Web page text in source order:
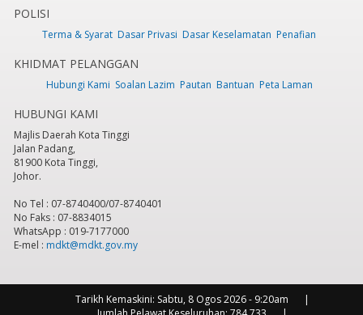
POLISI
Terma & Syarat Dasar Privasi Dasar Keselamatan Penafian
KHIDMAT PELANGGAN
Hubungi Kami Soalan Lazim Pautan Bantuan Peta Laman
HUBUNGI KAMI
Majlis Daerah Kota Tinggi
Jalan Padang,
81900 Kota Tinggi,
Johor.
No Tel : 07-8740400/07-8740401
No Faks : 07-8834015
WhatsApp : 019-7177000
E-mel : mdkt@mdkt.gov.my
Tarikh Kemaskini: Sabtu, 8 Ogos 2026 - 9:20am